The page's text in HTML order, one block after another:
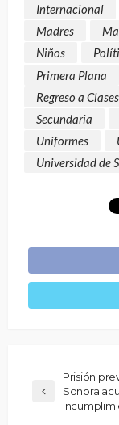
Internacional
Madres
Niños
Primera Plana
Regreso a Clases
Secundaria
Uniformes
Universidad de
Prisión
Sonora